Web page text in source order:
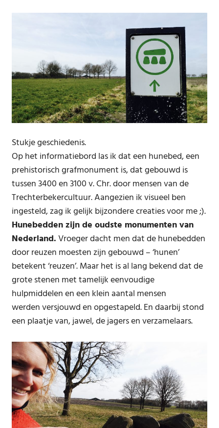
Stukje geschiedenis.
Op het informatiebord las ik dat een hunebed, een
prehistorisch grafmonument is, dat gebouwd is
tussen 3400 en 3100 v. Chr. door mensen van de
Trechterbekercultuur. Aangezien ik visueel ben
ingesteld, zag ik gelijk bijzondere creaties voor me ;).
Hunebedden zijn de oudste monumenten van
Nederland.Vroeger dacht men dat de hunebedden
door reuzen moesten zijn gebouwd – ‘hunen’
betekent ‘reuzen’. Maar het is al lang bekend dat de
grote stenen met tamelijk eenvoudige
hulpmiddelen en een klein aantal mensen
werden versjouwd en opgestapeld. En daarbij stond
een plaatje van, jawel, de jagers en verzamelaars.